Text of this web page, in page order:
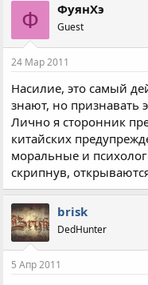
Ф ФуянХэ
Guest
24 Мар 2011
Насилие, это самый
знают, но признавать
Лично я сторонник
китайских
моральные и
скрипнув,
brisk
DedHunter
5 Апр 2011